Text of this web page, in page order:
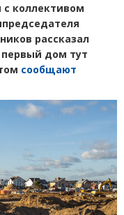
с коллективом
рассказал
первый дом тут
сообщают